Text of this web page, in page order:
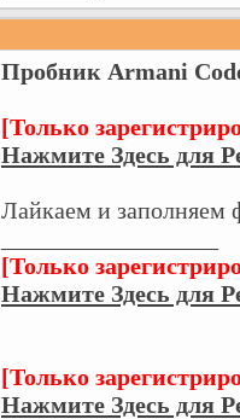
Пробник Armani
[Только
Нажмите Здесь для
Лайкаем и заполняем
[Только
Нажмите Здесь для
[Только
Нажмите Здесь для